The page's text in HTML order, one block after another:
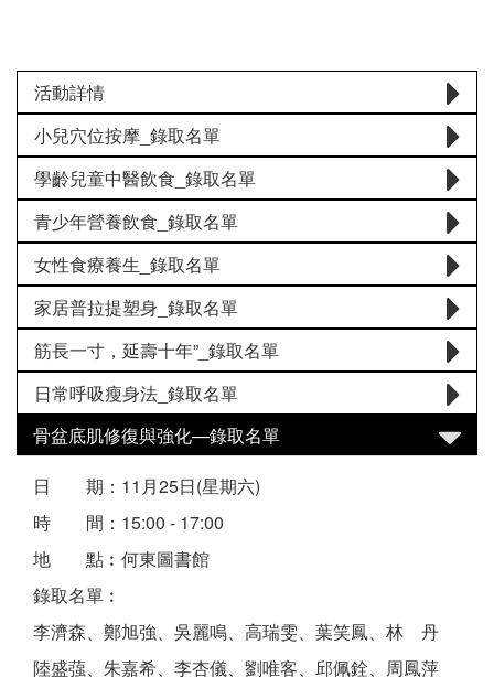
活動詳情
小兒穴位按摩_錄取名單
學齡兒童中醫飲食_錄取名單
青少年營養飲食_錄取名單
女性食療養生_錄取名單
家居普拉提塑身_錄取名單
筋長一寸，延壽十年”_錄取名單
日常呼吸瘦身法_錄取名單
骨盆底肌修復與強化—錄取名單
日 期：11月25日(星期六)
時 間：15:00 - 17:00
地 點︰何東圖書館
錄取名單︰
李濟森、鄭旭強、吳麗鳴、高瑞雯、葉笑鳳、林 丹
陸盛蔃、朱嘉希、李杏儀、劉唯客、邱佩銓、周鳳萍